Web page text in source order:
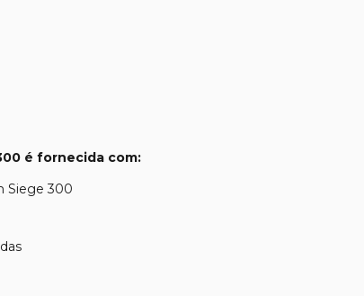
é fornecida com:
Siege 300